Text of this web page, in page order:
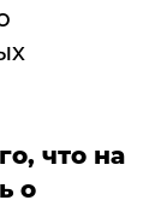
что на
о